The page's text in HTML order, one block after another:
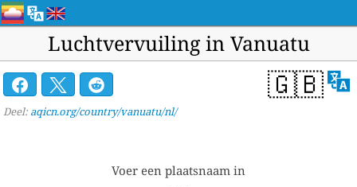
Luchtvervuiling in Vanuatu
🇬🇧
Deel: aqicn.org/country/vanuatu/nl/
Voer een plaatsnaam in